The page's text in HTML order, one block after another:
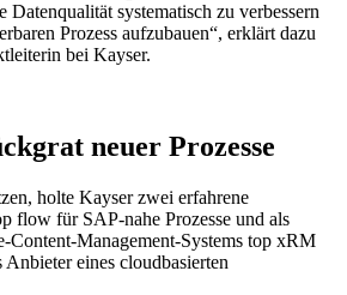
systematisch zu verbessern
Prozess aufzubauen“, erklärt dazu
bei Kayser.
neuer Prozesse
holte Kayser zwei erfahrene
flow für SAP-nahe Prozesse und als
Content-Management-Systems top xRM
Anbieter eines cloudbasierten